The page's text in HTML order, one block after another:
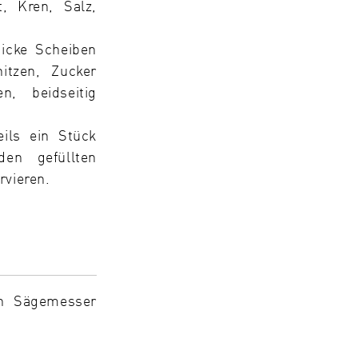
Kren, Salz,
Scheiben
Zucker
beidseitig
ein Stück
gefüllten
Sägemesser